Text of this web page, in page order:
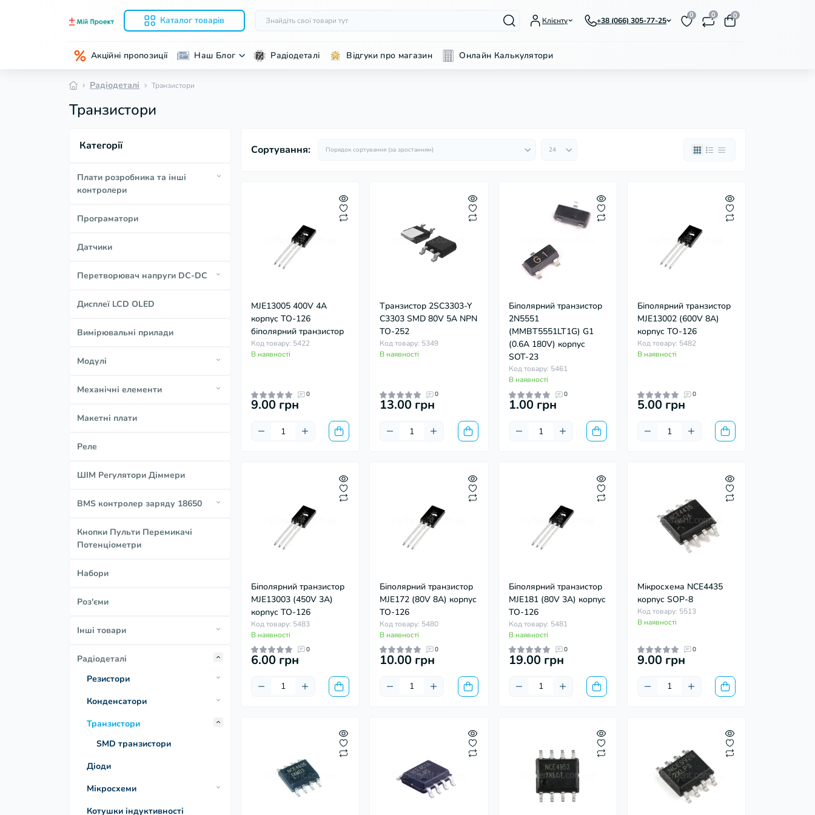
Каталог товарів Клієнту +38 (066) 305-77-25
0 0 0
Акційні пропозиції Наш Блог Радіодеталі Відгуки про магазин Онлайн Калькулятори
Радіодеталі Транзистори
Транзистори
Категорії
Плати розробника та інші
контролери
Плати розробника на ESP8266
Програматори
Датчики
Перетворювач напруги DC-DC
Дисплеї LCD OLED
Вимірювальні прилади
Модулі
Інші модулі
Механічні елементи
Макетні плати
Реле
ШІМ Регулятори Діммери
BMS контролер заряду 18650
Кнопки Пульти Перемикачі
Потенціометри
Набори
Роз'єми
Інші товари
Радіодеталі
Резистори
Потенціометри
Керамічні
Конденсатори
Конденсатори електролітичні
Транзистори
SMD транзистори
Діоди
Мікросхеми
Оптопара
Котушки індуктивності
Сортування:
MJE13005 400V 4А
корпус TO-126
біполярний транзистор
Код товару: 5422
В наявності
0
9.00 грн
Tранзистор 2SC3303-Y
C3303 SMD 80V 5A NPN
TO-252
Код товару: 5349
В наявності
0
13.00 грн
Біполярний транзистор
2N5551
(MMBT5551LT1G) G1
(0.6A 180V) корпус
SOT-23
Код товару: 5461
В наявності
0
1.00 грн
Біполярний транзистор
MJE13002 (600V 8А)
корпус TO-126
Код товару: 5482
В наявності
0
5.00 грн
Біполярний транзистор
MJE13003 (450V 3А)
корпус TO-126
Код товару: 5483
В наявності
0
6.00 грн
Біполярний транзистор
MJE172 (80V 8А) корпус
TO-126
Код товару: 5480
В наявності
0
10.00 грн
Біполярний транзистор
MJE181 (80V 3А) корпус
TO-126
Код товару: 5481
В наявності
0
19.00 грн
Мікросхема NCE4435
корпус SOP-8
Код товару: 5513
В наявності
0
9.00 грн